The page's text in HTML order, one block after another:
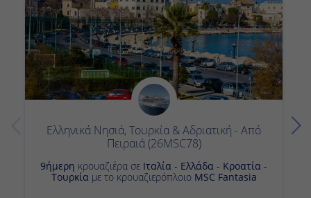
Ελληνικά Νησιά, Τουρκία & Αδριατική - Από
Πειραιά (26MSC78)
9ήμερη κρουαζιέρα σε Ιταλία - Ελλάδα - Κροατία -
Τουρκίαμε το κρουαζιερόπλοιο MSC Fantasia